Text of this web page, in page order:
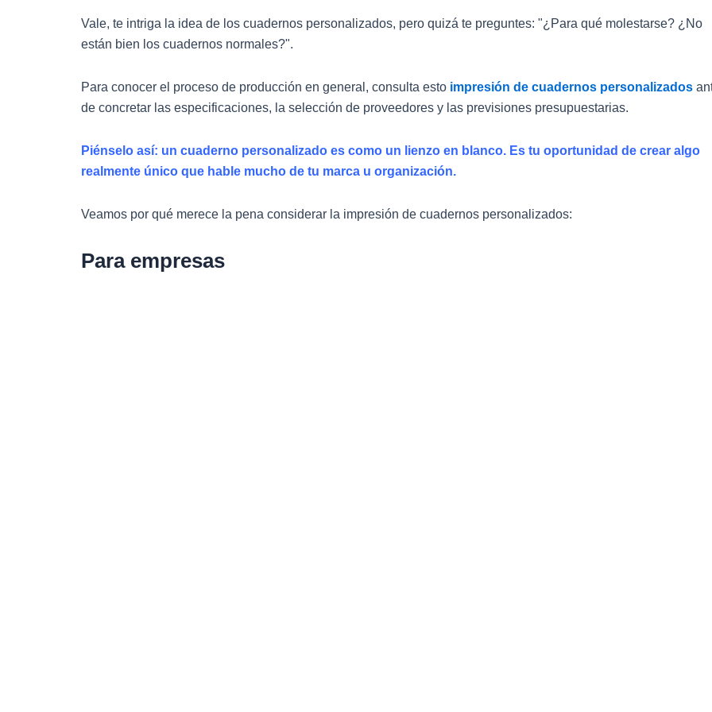
Vale, te intriga la idea de los cuadernos personalizados, pero quizá te preguntes: "¿Para qué molestarse? ¿No
están bien los cuadernos normales?".
Para conocer el proceso de producción en general, consulta esto impresión de cuadernos personalizados
de concretar las especificaciones, la selección de proveedores y las previsiones presupuestarias.
Piénselo así: un cuaderno personalizado es como un lienzo en blanco. Es tu oportunidad de crear algo
realmente único que hable mucho de tu marca u organización.
Veamos por qué merece la pena considerar la impresión de cuadernos personalizados:
Para empresas